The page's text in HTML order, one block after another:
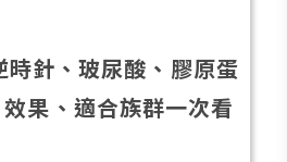
針、玻尿酸、膠原蛋
果、適合族群一次看